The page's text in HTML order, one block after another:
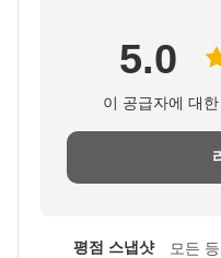
5.0
이 공급자에 대
평점 스냅샷 모든